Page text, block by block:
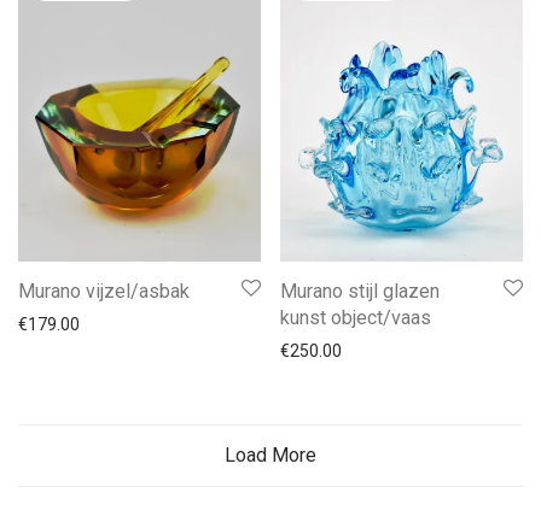
Murano vijzel/asbak
€179.00
Murano stijl glazen
kunst object/vaas
€250.00
Load More